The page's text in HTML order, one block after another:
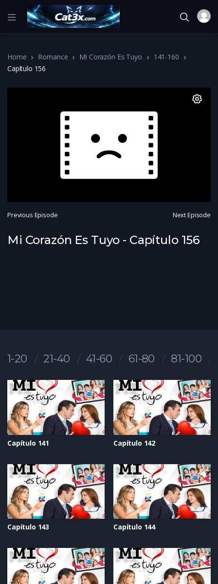
Home Romance Mi Corazón Es Tuyo
141-160
Capítulo 156
Previous Episode Next Episode
Mi Corazón Es Tuyo - Capítulo 156
1-20 21-40 41-60 61-80 81-100
Capítulo 141 Capítulo 142
Capítulo 143 Capítulo 144